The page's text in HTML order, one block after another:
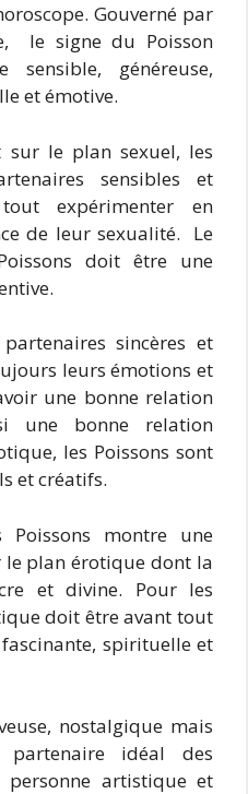
Gouverné par
le signe du Poisson
sensible, généreuse,
et émotive.
le plan sexuel, les
sensibles et
expérimenter en
de leur sexualité. Le
doit être une
sincères et
leurs émotions et
une bonne relation
une bonne relation
les Poissons sont
et créatifs.
montre une
plan érotique dont la
et divine. Pour les
doit être avant tout
spirituelle et
nostalgique mais
partenaire idéal des
artistique et